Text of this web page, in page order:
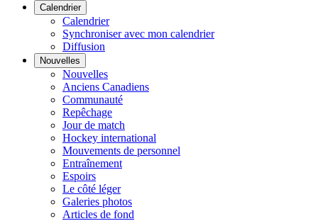
Calendrier
Calendrier
Synchroniser avec mon calendrier
Diffusion
Nouvelles
Nouvelles
Anciens Canadiens
Communauté
Repêchage
Jour de match
Hockey international
Mouvements de personnel
Entraînement
Espoirs
Le côté léger
Galeries photos
Articles de fond